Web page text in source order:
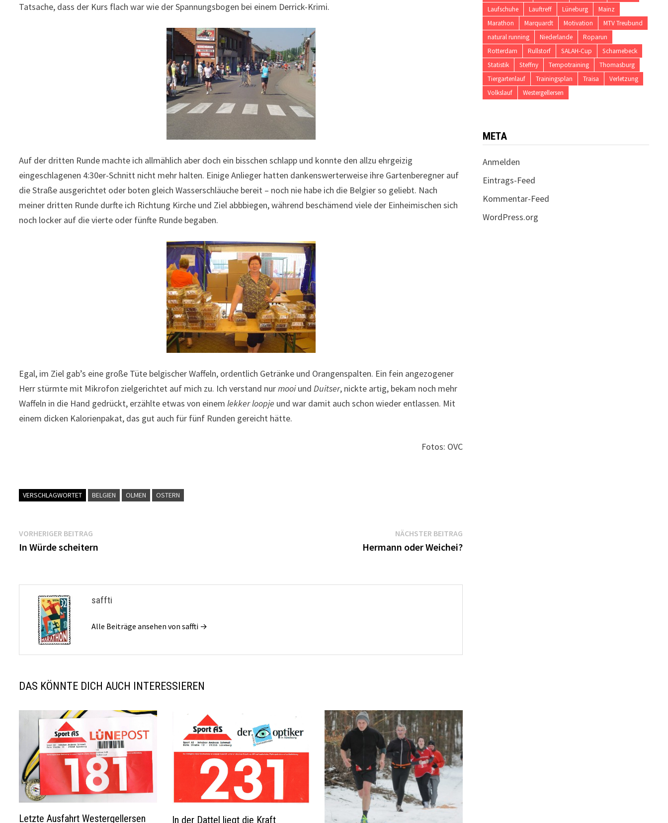
Tatsache, dass der Kurs flach war wie der Spannungsbogen bei einem Derrick-Krimi.
Auf der dritten Runde machte ich allmählich aber doch ein bisschen schlapp und konnte den allzu ehrgeizig
eingeschlagenen 4:30er-Schnitt nicht mehr halten. Einige Anlieger hatten dankenswerterweise ihre Gartenberegner auf
die Straße ausgerichtet oder boten gleich Wasserschläuche bereit – noch nie habe ich die Belgier so geliebt. Nach
meiner dritten Runde durfte ich Richtung Kirche und Ziel abbbiegen, während beschämend viele der Einheimischen sich
noch locker auf die vierte oder fünfte Runde begaben.
Egal, im Ziel gab’s eine große Tüte belgischer Waffeln, ordentlich Getränke und Orangenspalten. Ein fein angezogener
Herr stürmte mit Mikrofon zielgerichtet auf mich zu. Ich verstand nurmooiundDuitser, nickte artig, bekam noch mehr
Waffeln in die Hand gedrückt, erzählte etwas von einemlekker loopje und war damit auch schon wieder entlassen. Mit
einem dicken Kalorienpakat, das gut auch für fünf Runden gereicht hätte.
Fotos: OVC
VERSCHLAGWORTET BELGIEN OLMEN OSTERN
Beitragsnavigation
VORHERIGER BEITRAG
Beitrag:
In Würde scheitern
NÄCHSTER BEITRAGNächster
Beitrag:
Hermann oder Weichei?
saffti
Alle Beiträge ansehen von saffti →
DAS KÖNNTE DICH AUCH INTERESSIEREN
Letzte Ausfahrt Westergellersen In der Dattel liegt die Kraft
Laufschuhe
Lauftreff Lüneburg
Mainz
Marathon
Marquardt Motivation
MTV Treubund
natural running
Niederlande
Roparun
Rotterdam
Rullstorf SALAH-Cup
Scharnebeck
Statistik
Steffny Tempotraining
Thomasburg
Tiergartenlauf
Trainingsplan Traisa
Verletzung
Volkslauf
Westergellersen
META
Anmelden
Eintrags-Feed
Kommentar-Feed
WordPress.org